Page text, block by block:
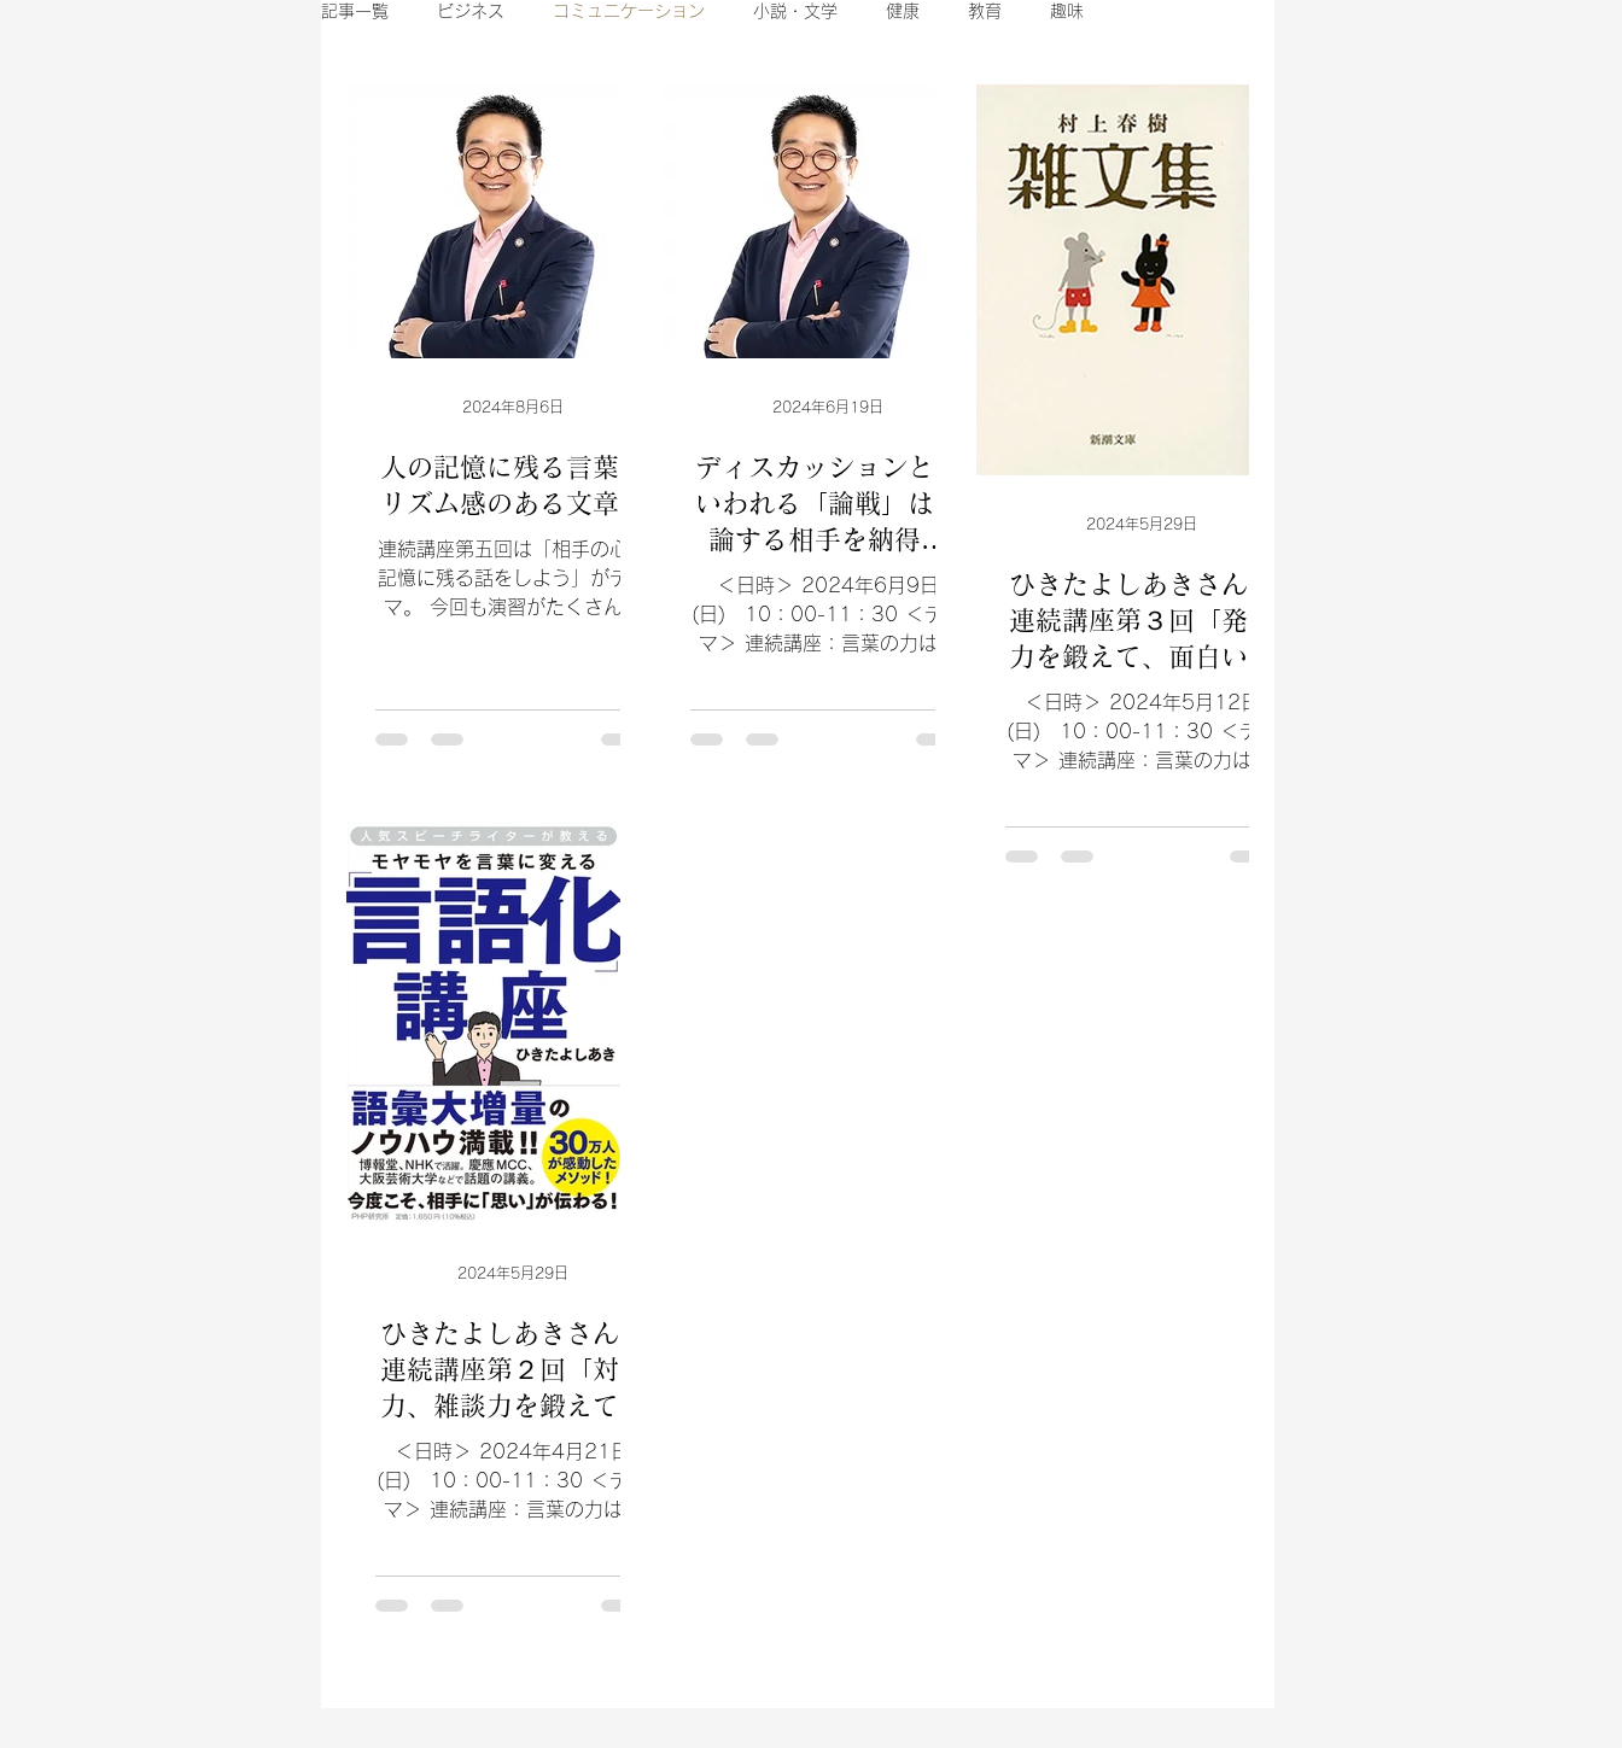
記事一覧 ビジネス コミュニケーション 小説・文学 健康 教育 趣味
人の記憶に残る言葉。
リズム感のある文章。
連続講座第五回は「相手の心と
記憶に残る話をしよう」がテー
マ。 今回も演習がたくさん出
やってみました。 ①表現のテ
2024年8月6日
ディスカッションとも
いわれる「論戦」は議
論する相手を納得さ
せ、合意を得ながら、
高次な結論を導き出す
事が目的です。
＜日時＞ 2024年6月9日
(日) 10：00-11：30 ＜テー
マ＞ 連続講座：言葉の力は、
なろう」 ＜講師＞ ひきた よし
2024年6月19日
ひきたよしあきさん
連続講座第３回「発想
力を鍛えて、面白い話
のできる人になる」
＜日時＞ 2024年5月12日
(日) 10：00-11：30 ＜テー
マ＞ 連続講座：言葉の力は、
なる」 ＜講師＞ ひきた よしあ
2024年5月29日
ひきたよしあきさん
連続講座第２回「対話
力、雑談力を鍛えて、
コミュニケーション能
力をあげよう」
＜日時＞ 2024年4月21日
(日) 10：00-11：30 ＜テー
マ＞ 連続講座：言葉の力は、
ション能力をあげよう」 ＜講
2024年5月29日